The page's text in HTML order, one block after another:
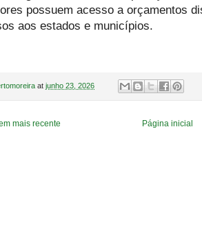
possuem acesso a orçamentos
aos estados e municípios.
at junho 23, 2026
mais recente Página inicial